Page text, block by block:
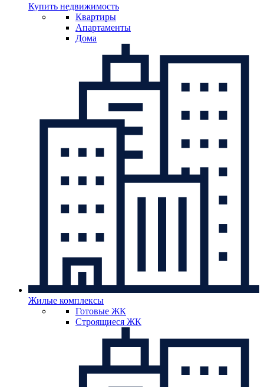
Купить недвижимость
Квартиры
Апартаменты
Дома
Жилые комплексы
Готовые ЖК
Строящиеся ЖК